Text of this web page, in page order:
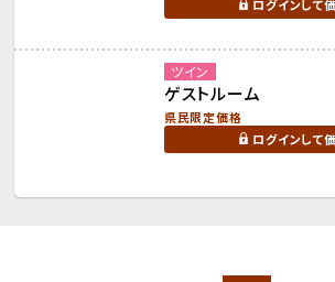
ログインして
ツイン
ゲストルーム
県民限定価格
ログインして